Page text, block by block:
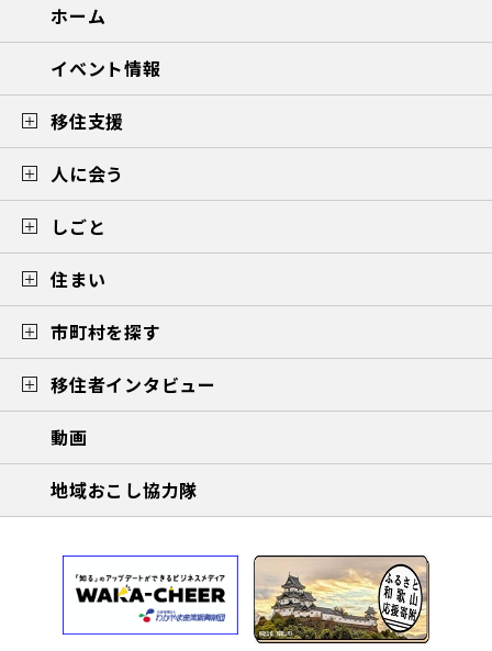
ホーム
イベント情報
移住支援
人に会う
しごと
住まい
市町村を探す
移住者インタビュー
動画
地域おこし協力隊